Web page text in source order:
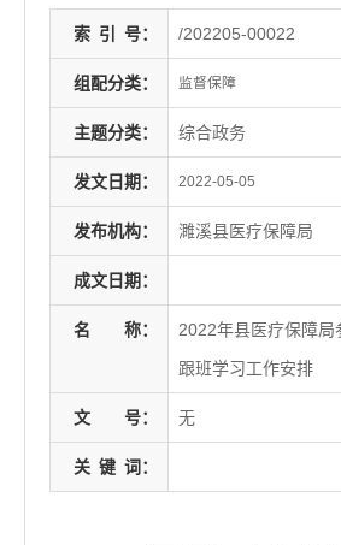
索 引 号： /202205-00022
组配分类： 监督保障
主题分类： 综合政务
发文日期： 2022-05-05
发布机构： 濉溪县医疗保障局
成文日期：
名 称：
2022年县医疗保障局
跟班学习工作安排
文 号： 无
关 键 词：